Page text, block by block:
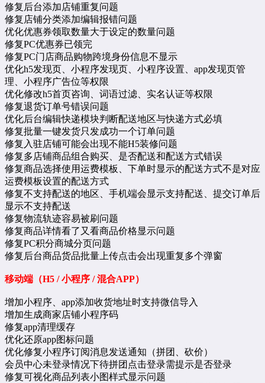
修复后台添加店铺重复问题
修复店铺分类添加编辑报错问题
优化优惠券领取数量大于设定的数量问题
修复PC优惠券已领完
修复PC门店商品购物跨境身份信息不显示
优化h5发现页、小程序发现页、小程序设置、app发现页管
理、小程序广告位等权限
优化修改h5首页咨询、词语过滤、实名认证等权限
修复退货订单号错误问题
优化后台编辑快递模块判断配送地区与快递方式必填
修复批量一键发货只发成功一个订单问题
修复入驻店铺可能会出现不能H5装修问题
修复多店铺商品组合购买、是否配送和配送方式错误
修复商品选择使用运费模板、下单时显示的配送方式不是对应
运费模板设置的配送方式
修复不支持配送的地区、手机端会显示支持配送、提交订单后
显示不支持配送
修复物流轨迹容易被刷问题
修复商品详情看了又看商品价格显示问题
修复PC积分商城分页问题
修复后台商品货品批量上传点击会出现重复多个弹窗
移动端（H5 / 小程序 / 混合APP）
增加小程序、app添加收货地址时支持微信导入
增加生成商家店铺小程序码
修复app清理缓存
优化还原app图标问题
优化修复小程序订阅消息发送通知（拼团、砍价）
会员中心未登录情况下待拼团点击登录需提示是否登录
修复可视化商品列表小图样式显示问题